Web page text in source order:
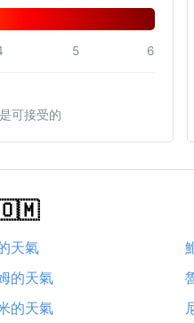
5 6
可接受的
🇴🇲
天氣
的天氣
的天氣